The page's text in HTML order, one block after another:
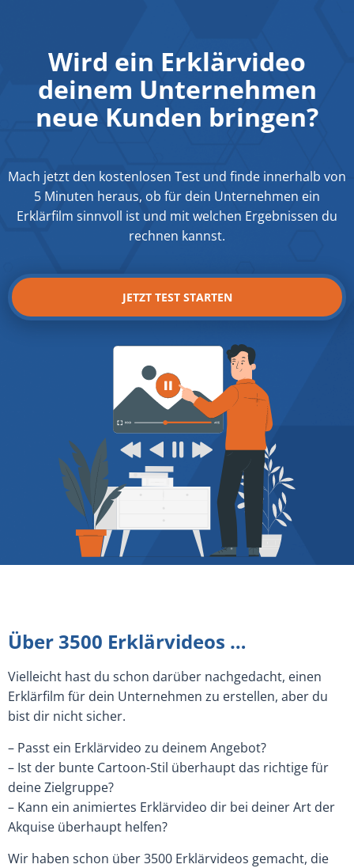
Wird ein Erklärvideo
deinem Unternehmen
neue Kunden bringen?
Mach jetzt den kostenlosen Test und finde innerhalb von
5 Minuten heraus, ob für dein Unternehmen ein
Erklärfilm sinnvoll ist und mit welchen Ergebnissen du
rechnen kannst.
JETZT TEST STARTEN
Über 3500 Erklärvideos …
Vielleicht hast du schon darüber nachgedacht, einen
Erklärfilm für dein Unternehmen zu erstellen, aber du
bist dir nicht sicher.
– Passt ein Erklärvideo zu deinem Angebot?
– Ist der bunte Cartoon-Stil überhaupt das richtige für
deine Zielgruppe?
– Kann ein animiertes Erklärvideo dir bei deiner Art der
Akquise überhaupt helfen?
Wir haben schon über 3500 Erklärvideos gemacht, die